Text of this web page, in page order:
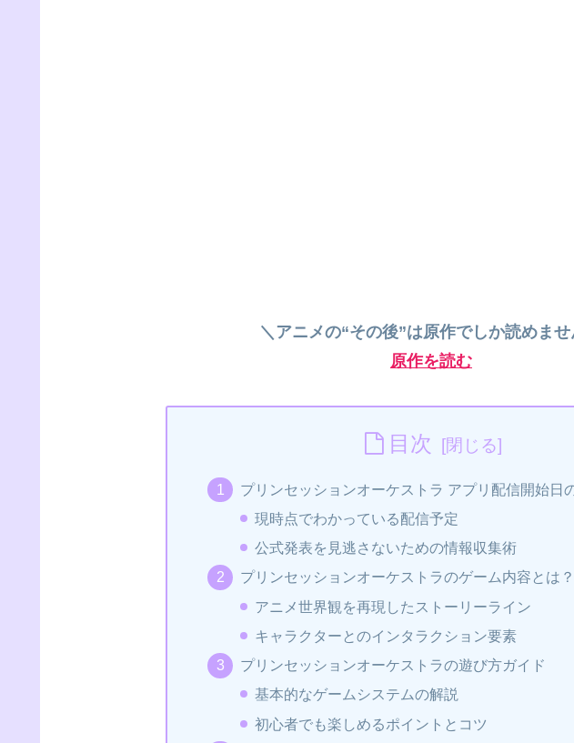
＼アニメの“その後”は原作でしか読めませ
原作を読む
目次
プリンセッションオーケストラ アプリ配信開始日
現時点でわかっている配信予定
公式発表を見逃さないための情報収集術
プリンセッションオーケストラのゲーム内容とは？
アニメ世界観を再現したストーリーライン
キャラクターとのインタラクション要素
プリンセッションオーケストラの遊び方ガイド
基本的なゲームシステムの解説
初心者でも楽しめるポイントとコツ